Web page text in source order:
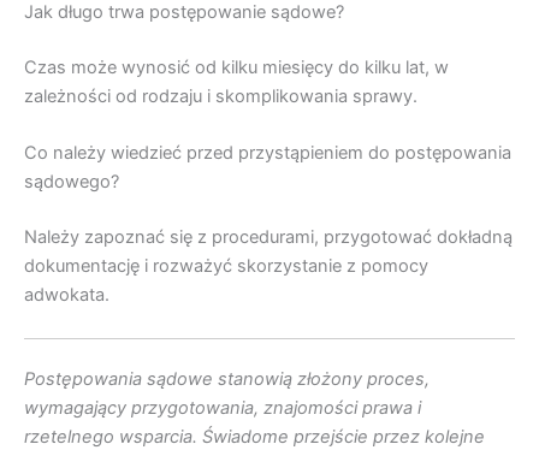
Jak długo trwa postępowanie sądowe?
Czas może wynosić od kilku miesięcy do kilku lat, w
zależności od rodzaju i skomplikowania sprawy.
Co należy wiedzieć przed przystąpieniem do postępowania
sądowego?
Należy zapoznać się z procedurami, przygotować dokładną
dokumentację i rozważyć skorzystanie z pomocy
adwokata.
Postępowania sądowe stanowią złożony proces,
wymagający przygotowania, znajomości prawa i
rzetelnego wsparcia. Świadome przejście przez kolejne